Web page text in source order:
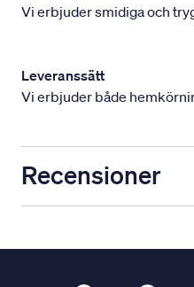
Vi erbjuder smidiga och
Leveranssätt
Vi erbjuder både
Recensioner